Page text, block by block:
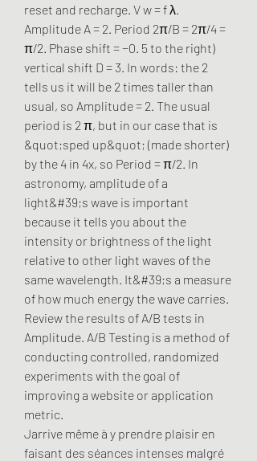
reset and recharge. V w = f λ.
Amplitude A = 2. Period 2π/B = 2π/4 =
π/2. Phase shift = −0. 5 to the right)
vertical shift D = 3. In words: the 2
tells us it will be 2 times taller than
usual, so Amplitude = 2. The usual
period is 2 π, but in our case that is
&quot;sped up&quot; (made shorter)
by the 4 in 4x, so Period = π/2. In
astronomy, amplitude of a
light&#39;s wave is important
because it tells you about the
intensity or brightness of the light
relative to other light waves of the
same wavelength. It&#39;s a measure
of how much energy the wave carries.
Review the results of A/B tests in
Amplitude. A/B Testing is a method of
conducting controlled, randomized
experiments with the goal of
improving a website or application
metric.
Jarrive même à y prendre plaisir en
faisant des séances intenses malgré